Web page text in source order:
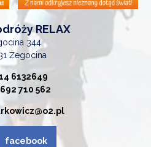
RELAX
344
Żegocina
6132649
710 562
facebook